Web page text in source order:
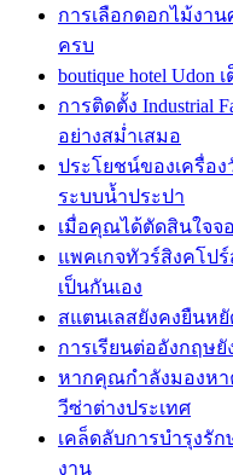
การเลือกดอกไม้งา
ครบ
boutique hotel
การติดตั้ง Industrial
อย่างสม่ำเสมอ
ประโยชน์ของเครื่อ
ระบบน้ำประปา
เมื่อคุณได้ตัดสินใจจ
แพคเกจทัวร์สิงคโป
เป็นกันเอง
สแตนเลสยังคงยืนห
การเรียนต่ออังกฤษ
หากคุณกำลังมองหา
วีซ่าต่างประเทศ
เคล็ดลับการบำรุงรั
งาน